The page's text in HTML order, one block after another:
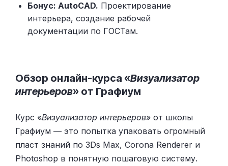
Бонус: AutoCAD. Проектирование
интерьера, создание рабочей
документации по ГОСТам.
Обзор онлайн-курса «Визуализатор
интерьеров» от Графиум
Курс «Визуализатор интерьеров» от школы
Графиум — это попытка упаковать огромный
пласт знаний по 3Ds Max, Corona Renderer и
Photoshop в понятную пошаговую систему.